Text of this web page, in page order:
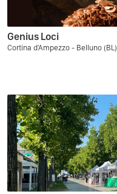
Genius Loci
Cortina d'Ampezzo - Belluno (BL)